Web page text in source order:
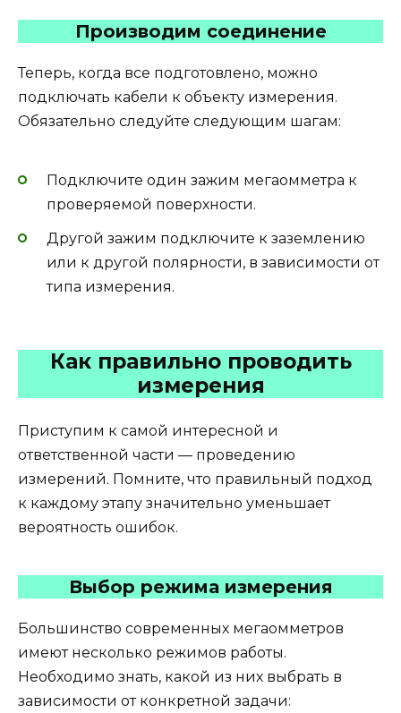
Производим соединение
Теперь, когда все подготовлено, можно
подключать кабели к объекту измерения.
Обязательно следуйте следующим шагам:
Подключите один зажим мегаомметра к
проверяемой поверхности.
Другой зажим подключите к заземлению
или к другой полярности, в зависимости от
типа измерения.
Как правильно проводить
измерения
Приступим к самой интересной и
ответственной части — проведению
измерений. Помните, что правильный подход
к каждому этапу значительно уменьшает
вероятность ошибок.
Выбор режима измерения
Большинство современных мегаомметров
имеют несколько режимов работы.
Необходимо знать, какой из них выбрать в
зависимости от конкретной задачи: